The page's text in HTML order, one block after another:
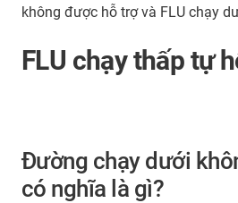
không được hỗ trợ và FLU chạy
FLU chạy thấp tự
Đường chạy dưới
có nghĩa là gì?